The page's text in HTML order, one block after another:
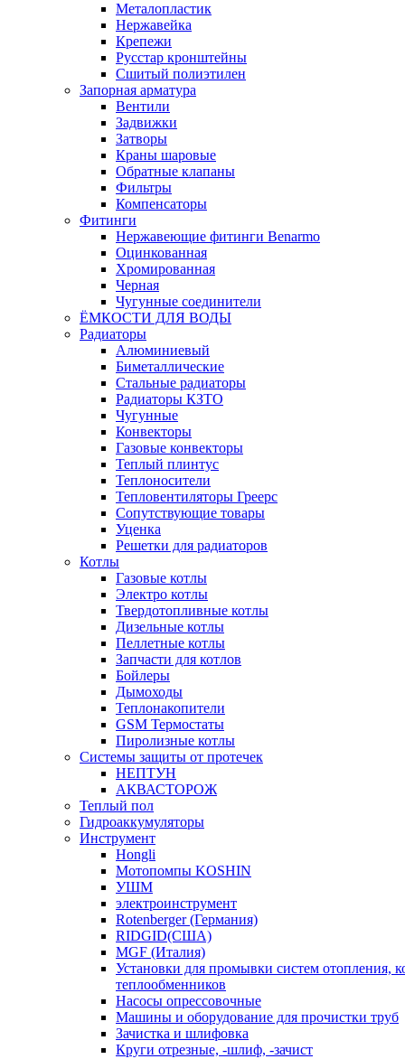
Металопластик
Нержавейка
Крепежи
Русстар кронштейны
Сшитый полиэтилен
Запорная арматура
Вентили
Задвижки
Затворы
Краны шаровые
Обратные клапаны
Фильтры
Компенсаторы
Фитинги
Нержавеющие фитинги Benarmo
Оцинкованная
Хромированная
Черная
Чугунные соединители
ЁМКОСТИ ДЛЯ ВОДЫ
Радиаторы
Алюминиевый
Биметаллические
Стальные радиаторы
Радиаторы КЗТО
Чугунные
Конвекторы
Газовые конвекторы
Теплый плинтус
Теплоносители
Тепловентиляторы Греерс
Сопутствующие товары
Уценка
Решетки для радиаторов
Котлы
Газовые котлы
Электро котлы
Твердотопливные котлы
Дизельные котлы
Пеллетные котлы
Запчасти для котлов
Бойлеры
Дымоходы
Теплонакопители
GSM Термостаты
Пиролизные котлы
Системы защиты от протечек
НЕПТУН
АКВАСТОРОЖ
Теплый пол
Гидроаккумуляторы
Инструмент
Hongli
Мотопомпы KOSHIN
УШМ
электроинструмент
Rotenberger (Германия)
RIDGID(США)
MGF (Италия)
Установки для промывки систем отопления,
теплообменников
Насосы опрессовочные
Машины и оборудование для прочистки труб
Зачистка и шлифовка
Круги отрезные, -шлиф, -зачист